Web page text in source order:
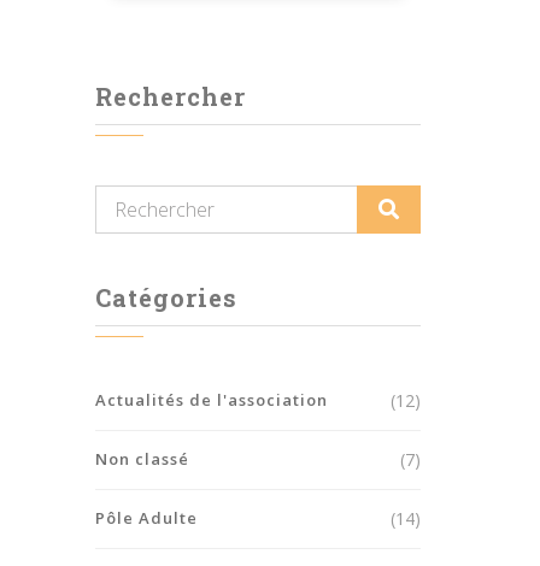
Rechercher
Catégories
Actualités de l'association (12)
Non classé (7)
Pôle Adulte (14)